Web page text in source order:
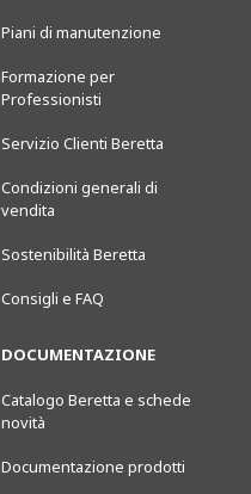
Piani di manutenzione
Formazione per
Professionisti
Servizio Clienti Beretta
Condizioni generali di
vendita
Sostenibilità Beretta
Consigli e FAQ
DOCUMENTAZIONE
Catalogo Beretta e schede
novità
Documentazione prodotti